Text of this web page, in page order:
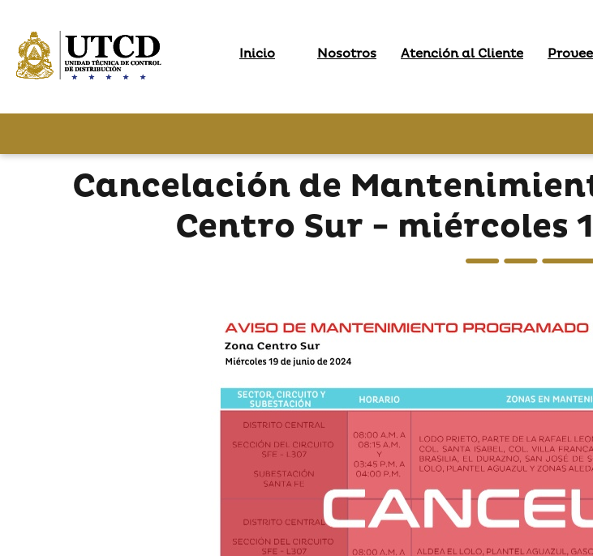
Inicio Nosotros Atención al Cliente
Cancelación de
Centro Sur - miércoles